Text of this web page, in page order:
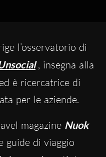
l’osservatorio di
, insegna alla
è ricercatrice di
per le aziende.
magazine Nuok
guide di viaggio